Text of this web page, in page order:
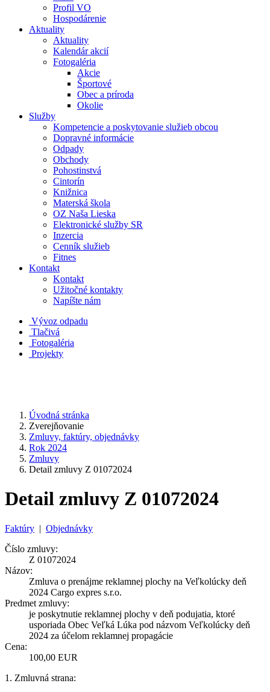
Profil VO
Hospodárenie
Aktuality
Aktuality
Kalendár akcií
Fotogaléria
Akcie
Športové
Obec a príroda
Okolie
Služby
Kompetencie a poskytovanie služieb obcou
Dopravné informácie
Odpady
Obchody
Pohostinstvá
Cintorín
Knižnica
Materská škola
OZ Naša Lieska
Elektronické služby SR
Inzercia
Cenník služieb
Fitnes
Kontakt
Kontakt
Užitočné kontakty
Napíšte nám
Vývoz odpadu
Tlačivá
Fotogaléria
Projekty
Úvodná stránka
Zverejňovanie
Zmluvy, faktúry, objednávky
Rok 2024
Zmluvy
Detail zmluvy Z 01072024
Detail zmluvy Z 01072024
Faktúry | Objednávky
Číslo zmluvy:
Z 01072024
Názov:
Zmluva o prenájme reklamnej plochy na Veľkolúcky deň
2024 Cargo expres s.r.o.
Predmet zmluvy:
je poskytnutie reklamnej plochy v deň podujatia, ktoré
usporiada Obec Veľká Lúka pod názvom Veľkolúcky deň
2024 za účelom reklamnej propagácie
Cena:
100,00 EUR
1. Zmluvná strana: